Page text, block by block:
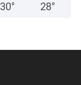
30° 28°